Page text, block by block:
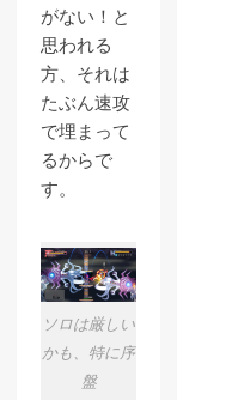
がない！と
思われる
方、それは
たぶん速攻
で埋まって
るからで
す。
ソロは厳しい
かも、特に序
盤